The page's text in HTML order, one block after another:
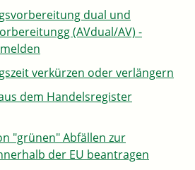
dual und
(AVdual/AV) -
verkürzen oder verlängern
dem Handelsregister
"grünen" Abfällen zur
der EU beantragen